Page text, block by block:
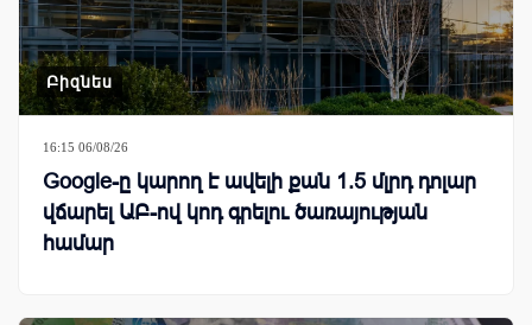
Բիզնես
16:15 06/08/26
Google-ը կարող է ավելի քան 1.5 մլրդ դոլար
վճարել ԱԲ-ով կոդ գրելու ծառայության
համար